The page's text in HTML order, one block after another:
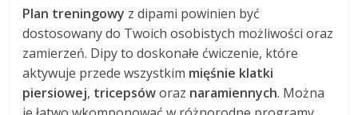
Plan treningowy z dipami powinien być
dostosowany do Twoich osobistych możliwości oraz
zamierzeń. Dipy to doskonałe ćwiczenie, które
aktywuje przede wszystkim mięśnie klatki
piersiowej, tricepsóworaz naramiennych. Można